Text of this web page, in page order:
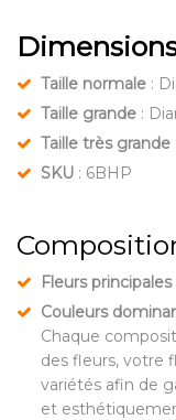
Taille normale :
Taille grande :
Taille très grande
SKU : 6BHP
Fleurs principales
Couleurs
Chaque
des fleurs, votre
variétés afin de
et